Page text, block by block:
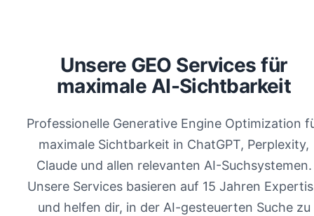
Unsere GEO Services für
maximale AI-Sichtbarkeit
Professionelle Generative Engine Optimization
maximale Sichtbarkeit in ChatGPT, Perplexity,
Claude und allen relevanten AI-Suchsystemen.
Unsere Services basieren auf 15 Jahren
und helfen dir, in der AI-gesteuerten Suche zu